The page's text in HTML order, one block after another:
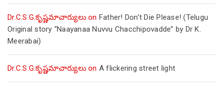
Dr.C.S.G.కృష్ణమాచార్యులుon Father! Don’t Die Please! (Telugu
Original story “Naayanaa Nuvvu Chacchipovadde” by Dr K.
Meerabai)
Dr.C.S.G.కృష్ణమాచార్యులుon A flickering street light